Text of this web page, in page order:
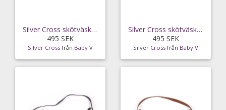
Silver Cross skötväska, flint
495 SEK
Silver Cross från Baby V
Silver Cross skötväska, limestone
495 SEK
Silver Cross från Baby V